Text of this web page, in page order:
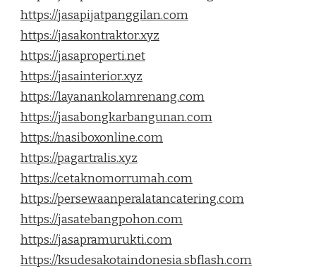
https://jasapijatpanggilan.com
https://jasakontraktor.xyz
https://jasaproperti.net
https://jasainterior.xyz
https://layanankolamrenang.com
https://jasabongkarbangunan.com
https://nasiboxonline.com
https://pagartralis.xyz
https://cetaknomorrumah.com
https://persewaanperalatancatering.com
https://jasatebangpohon.com
https://jasapramurukti.com
https://ksudesakotaindonesia.sbflash.com